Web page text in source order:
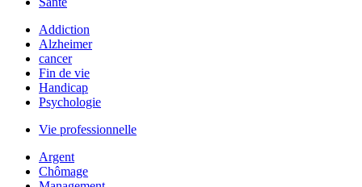
Addiction
Alzheimer
cancer
Fin de vie
Handicap
Psychologie
Vie professionnelle
Argent
Chômage